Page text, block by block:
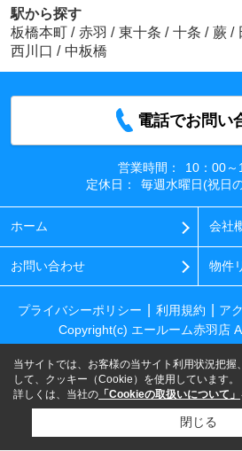
駅から探す
板橋本町 / 赤羽 / 東十条 / 十条 / 蕨 /
西川口 / 中板橋
電話でお問い
営業時間：
10：00～
定休日：
毎週水曜日(祝日
ホーム 会社
お問い合わせ 物件
プライバシーポリシー 利用規約 ア
Copyright(c) エールーム赤羽店
当サイトでは、お客様の当サイト利用状況把握
して、クッキー（Cookie）を使用しています。
詳しくは、当社の 「Cookieの取扱いについて」
閉じる